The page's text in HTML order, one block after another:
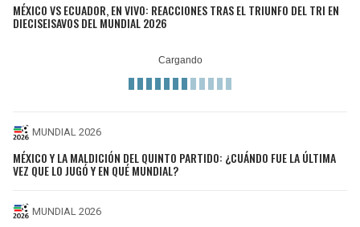
MÉXICO VS ECUADOR, EN VIVO: REACCIONES TRAS EL TRIUNFO DEL TRI EN
DIECISEISAVOS DEL MUNDIAL 2026
MUNDIAL 2026
MÉXICO Y LA MALDICIÓN DEL QUINTO PARTIDO: ¿CUÁNDO FUE LA ÚLTIMA
VEZ QUE LO JUGÓ Y EN QUÉ MUNDIAL?
MUNDIAL 2026